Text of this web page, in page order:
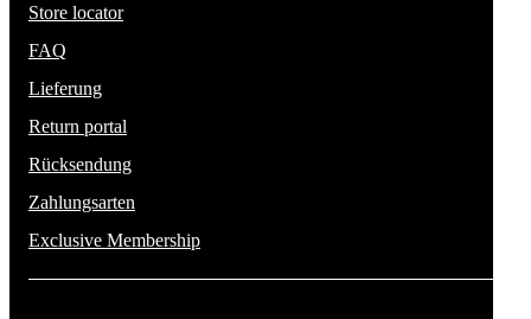
Store locator
FAQ
Lieferung
Return portal
Rücksendung
Zahlungsarten
Exclusive Membership